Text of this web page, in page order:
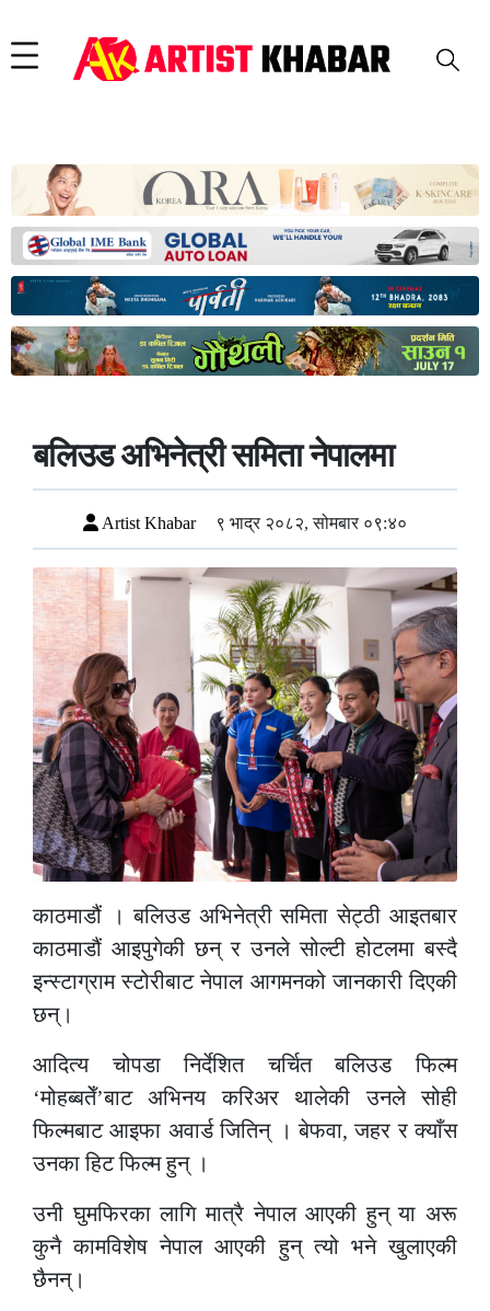
बलिउड अभिनेत्री समिता नेपालमा
Artist Khabar ९ भाद्र २०८२, सोमबार ०९:४०
काठमाडौं । बलिउड अभिनेत्री समिता सेट्ठी आइतबार
काठमाडौं आइपुगेकी छन् र उनले सोल्टी होटलमा बस्दै
इन्स्टाग्राम स्टोरीबाट नेपाल आगमनको जानकारी दिएकी
छन्।
आदित्य चोपडा निर्देशित चर्चित बलिउड फिल्म
‘मोहब्बतेँ’बाट अभिनय करिअर थालेकी उनले सोही
फिल्मबाट आइफा अवार्ड जितिन् । बेफवा, जहर र क्याँस
उनका हिट फिल्म हुन् ।
उनी घुमफिरका लागि मात्रै नेपाल आएकी हुन् या अरू
कुनै कामविशेष नेपाल आएकी हुन् त्यो भने खुलाएकी
छैनन्।